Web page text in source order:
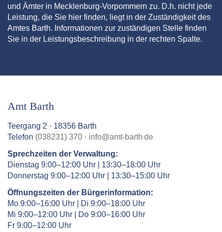
und Ämter in Mecklenburg-Vorpommern zu. D.h. nicht jede
Leistung, die Sie hier finden, liegt in der Zuständigkeit des
Amtes Barth. Informationen zur zuständigen Stelle finden
Sie in der Leistungsbeschreibung in der rechten Spalte.
Amt Barth
Teergang 2 · 18356 Barth
Telefon (038231) 370 · info@amt-barth.de
Sprechzeiten der Verwaltung:
Dienstag 9:00–12:00 Uhr | 13:30–18:00 Uhr
Donnerstag 9:00–12:00 Uhr | 13:30–15:00 Uhr
Öffnungszeiten der Bürgerinformation:
Mo 9:00–16:00 Uhr | Di 9:00–18:00 Uhr
Mi 9:00–12:00 Uhr | Do 9:00–16:00 Uhr
Fr 9:00–12:00 Uhr